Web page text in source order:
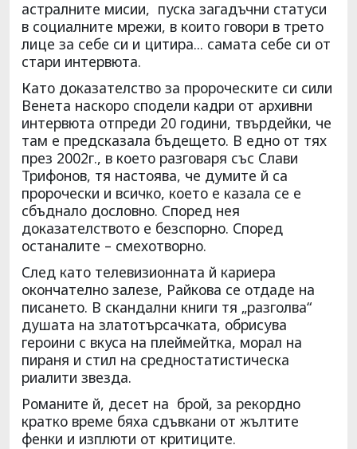
астралните мисии, пуска загадъчни статуси
в социалните мрежи, в които говори в трето
лице за себе си и цитира... самата себе си от
стари интервюта.
Като доказателство за пророческите си сили
Венета наскоро сподели кадри от архивни
интервюта отпреди 20 години, твърдейки, че
там е предсказала бъдещето. В едно от тях
през 2002г., в което разговаря със Слави
Трифонов, тя настоява, че думите й са
пророчески и всичко, което е казала се е
сбъднало дословно. Според нея
доказателството е безспорно. Според
останалите – смехотворно.
След като телевизионната й кариера
окончателно залезе, Райкова се отдаде на
писането. В скандални книги тя „разголва“
душата на златотърсачката, обрисува
героини с вкуса на плеймейтка, морал на
пираня и стил на средностатистическа
риалити звезда.
Романите й, десет на брой, за рекордно
кратко време бяха сдъвкани от жълтите
фенки и изплюти от критиците.